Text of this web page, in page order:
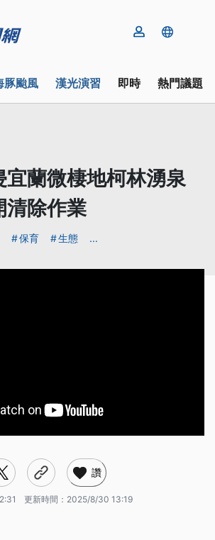
豚颱風 漢光演習 即時 熱門議題
宜蘭微棲地柯林湧泉
清除作業
保育 生態 ...
讚
更新時間： 2025/8/30 13:19